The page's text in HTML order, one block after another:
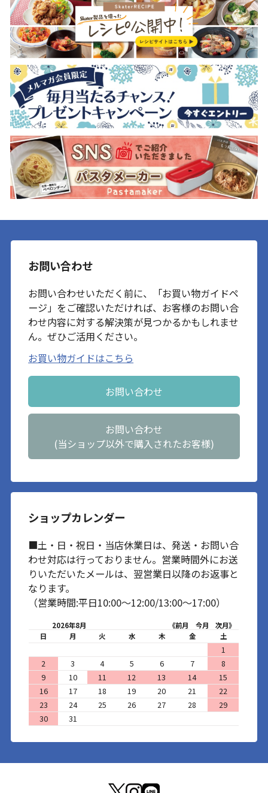
お問い合わせ
お問い合わせいただく前に、「お買い物ガイドペ
ージ」をご確認いただければ、お客様のお問い合
わせ内容に対する解決策が見つかるかもしれませ
ん。ぜひご活用ください。
お買い物ガイドはこちら
お問い合わせ
お問い合わせ
(当ショップ以外で購入されたお客様)
ショップカレンダー
■土・日・祝日・当店休業日は、発送・お問い合
わせ対応は行っておりません。営業時間外にお送
りいただいたメールは、翌営業日以降のお返事と
なります。
（営業時間:平日10:00～12:00/13:00～17:00）
2026年8月 《前月 今月
次月》
日
月 火 水 木 金 土
1
2
3 4 5 6 7
8
9
10 11 12 13 14
15
16
17 18 19 20 21
22
23
24 25 26 27 28
29
30
31